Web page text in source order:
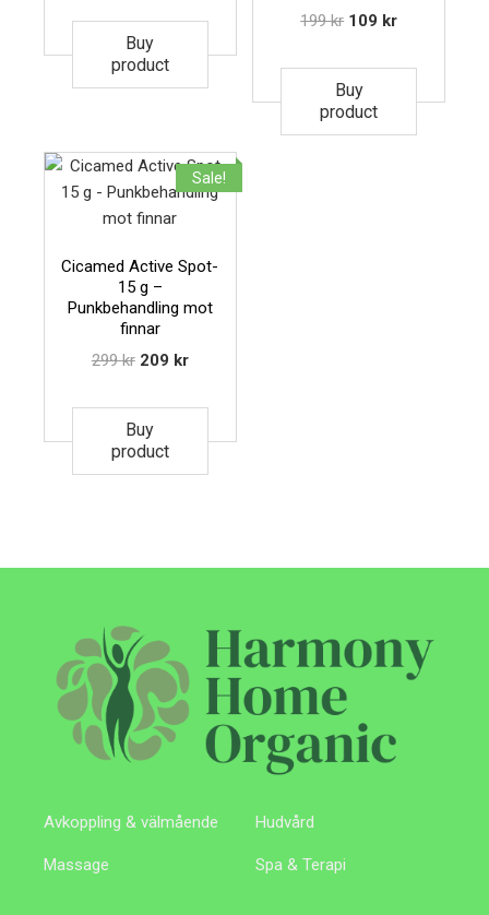
Buy
product
199kr 109 kr
Buy
product
Sale!
Cicamed Active Spot-
15 g –
Punkbehandling mot
finnar
299kr 209 kr
Buy
product
Avkoppling & välmående Hudvård
Massage Spa & Terapi